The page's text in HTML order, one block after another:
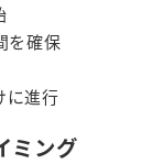
を確保
に進行
ミング